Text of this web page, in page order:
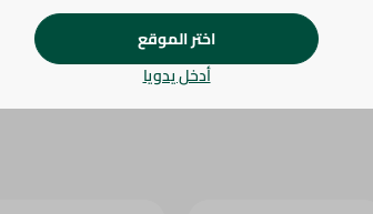
اختر الموقع
أدخل يدويا